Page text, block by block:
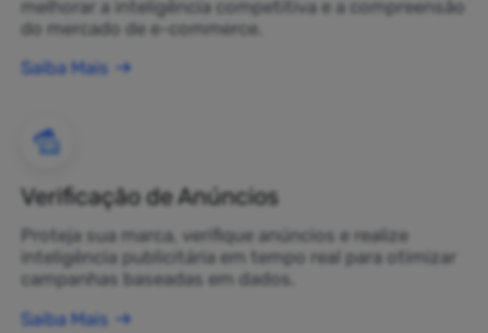
melhorar a inteligência competitiva e a compreensão
do mercado de e-commerce.
Saiba Mais
Verificação de Anúncios
Proteja sua marca, verifique anúncios e realize
inteligência publicitária em tempo real para otimizar
campanhas baseadas em dados.
Saiba Mais